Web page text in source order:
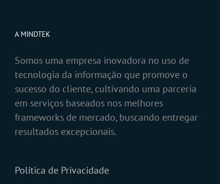
A MINDTEK
Somos uma empresa inovadora no uso de
tecnologia da informação que promove o
sucesso do cliente, cultivando uma parceria
em serviços baseados nos melhores
frameworks de mercado, buscando entregar
resultados excepcionais.
Política de Privacidade